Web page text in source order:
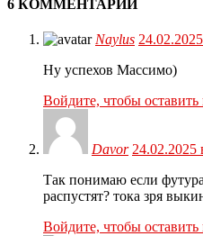
6 КОММЕНТАРИИ
Naylus
Ну успехов Массимо)
Войдите, чтобы
Davor 24.02.2025
Так понимаю если
распустят? тока зря
Войдите, чтобы